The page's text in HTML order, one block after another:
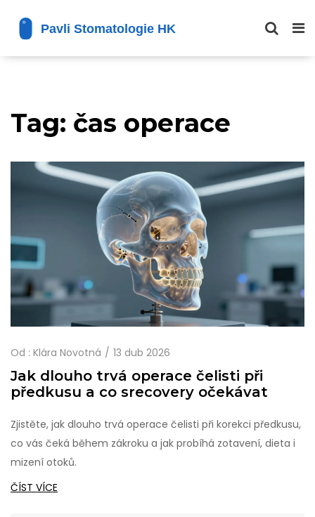
Tag: čas operace
Od : Klára Novotná 13 dub 2026
Jak dlouho trvá operace čelisti při
předkusu a co srecovery očekávat
Zjistěte, jak dlouho trvá operace čelisti při korekci předkusu,
co vás čeká během zákroku a jak probíhá zotavení, dieta i
mizení otoků.
ČÍST VÍCE